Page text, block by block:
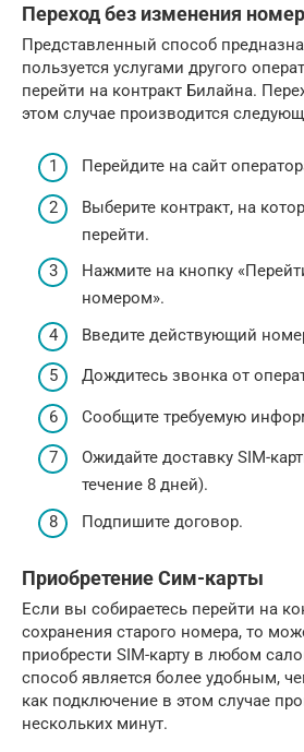
Переход без изменения
Представленный способ
пользуется услугами другого
перейти на контракт Билайна.
этом случае производится
Перейдите на сайт
Выберите контракт, на
перейти.
Нажмите на кнопку
номером».
Введите действующий
Дождитесь звонка от
Сообщите требуемую
Ожидайте доставку SIM-
течение 8 дней).
Подпишите договор.
Приобретение Сим-карты
Если вы собираетесь перейти на
сохранения старого номера, то
приобрести SIM-карту в любом
способ является более удобным,
как подключение в этом случае
нескольких минут.